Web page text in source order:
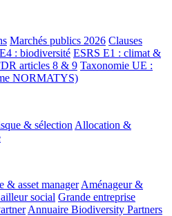
Marchés publics 2026 Clauses
: biodiversité ESRS E1 : climat &
articles 8 & 9 Taxonomie UE :
NORMATYS)
& sélection Allocation &
& asset manager Aménageur &
social Grande entreprise
Annuaire Biodiversity Partners